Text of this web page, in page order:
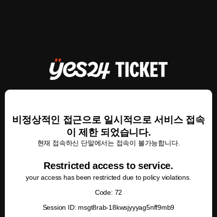
비정상적인 접근으로 일시적으로 서비스 접속
이 제한 되었습니다.
현재 접속하신 단말에서는 접속이 불가능합니다.
Restricted access to service.
your access has been restricted due to policy violations.
Code: 72
Session ID: msgt8rab-18kwsjyyyag5nff9mb9